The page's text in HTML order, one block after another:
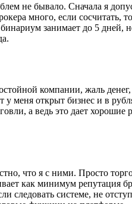
не бывало. Сначала я
много, если сосчитать,
занимает до 5
компании, жаль
меня открыт бизнес и в
а ведь это дает хорошие
что я с ними. Просто
как минимум репутация
системе, не